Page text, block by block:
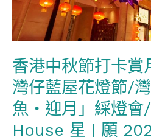
香港中秋節打卡賞
灣仔藍屋花燈節/
魚‧迎月」綵燈會
House 星 | 願
月
去
處
2024